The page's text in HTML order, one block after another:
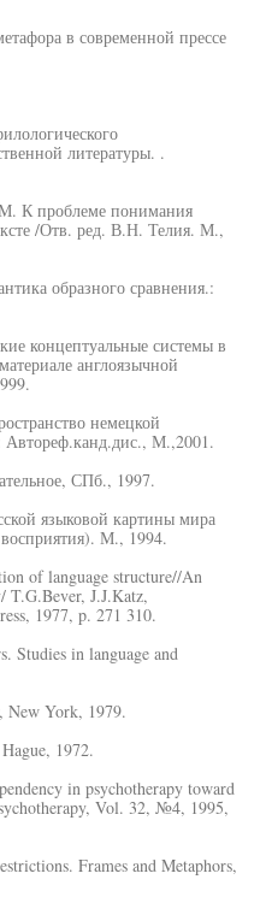
в современной прессе
литературы. .
К проблеме понимания
/Отв. ред. В.Н. Телия. М.,
образного сравнения.:
концептуальные системы в
англоязычной
немецкой
Автореф.канд.дис., М.,2001.
СПб., 1997.
языковой картины мира
М., 1994.
of language structure//An
J.J.Katz,
1977, p. 271 310.
Studies in language and
New York, 1979.
1972.
in psychotherapy toward
Vol. 32, №4, 1995,
Frames and Metaphors,